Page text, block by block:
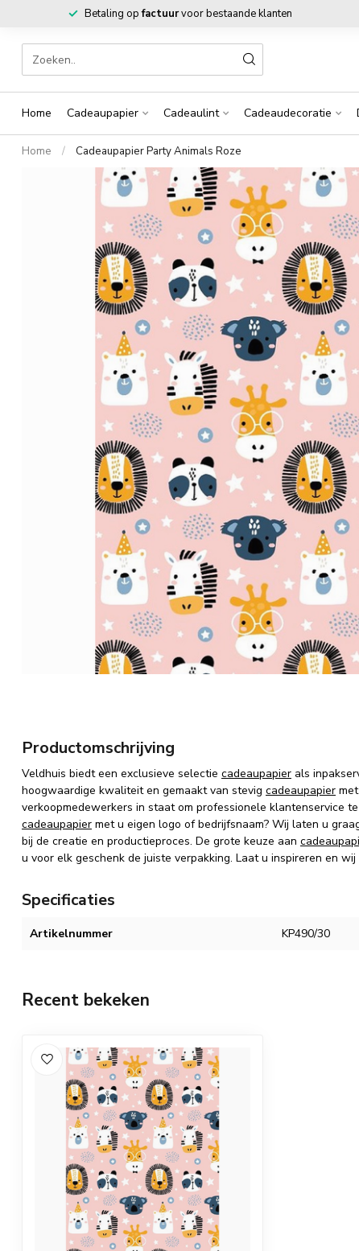
Betaling opfactuurvoor bestaande klanten
Home Cadeaupapier Cadeaulint Cadeaudecoratie
Home / Cadeaupapier Party Animals Roze
Productomschrijving
Veldhuis biedt een exclusieve selectie cadeaupapier als
hoogwaardige kwaliteit en gemaakt van stevig cadeaupapier
verkoopmedewerkers in staat om professionele klantenservice
cadeaupapier met u eigen logo of bedrijfsnaam? Wij laten u
bij de creatie en productieproces. De grote keuze aan
u voor elk geschenk de juiste verpakking. Laat u inspireren en
Specificaties
Artikelnummer KP490/30
Recent bekeken